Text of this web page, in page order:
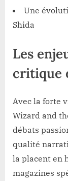
Une
Shida
Les
critique
Avec la forte
Wizard and
débats
qualité
la placent en
magazines